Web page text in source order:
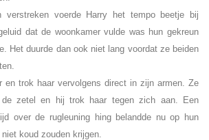
verstreken voerde Harry het tempo beetje bij
dat de woonkamer vulde was hun gekreun
Het duurde dan ook niet lang voordat ze beiden
en trok haar vervolgens direct in zijn armen. Ze
zetel en hij trok haar tegen zich aan. Een
over de rugleuning hing belandde nu op hun
koud zouden krijgen.